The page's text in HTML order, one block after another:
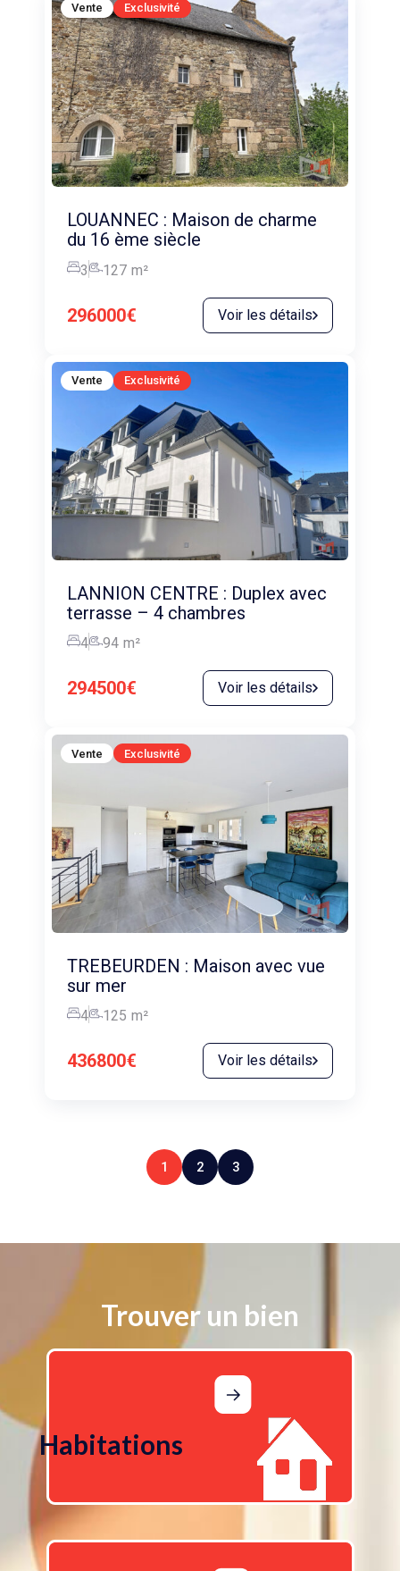
Vente Exclusivité
LOUANNEC : Maison de charme
du 16 ème siècle
3 127 m²
296000€ Voir les détails
Vente Exclusivité
LANNION CENTRE : Duplex avec
terrasse – 4 chambres
4 94 m²
294500€ Voir les détails
Vente Exclusivité
TREBEURDEN : Maison avec vue
sur mer
4 125 m²
436800€ Voir les détails
1 2 3
Trouver un bien
Habitations